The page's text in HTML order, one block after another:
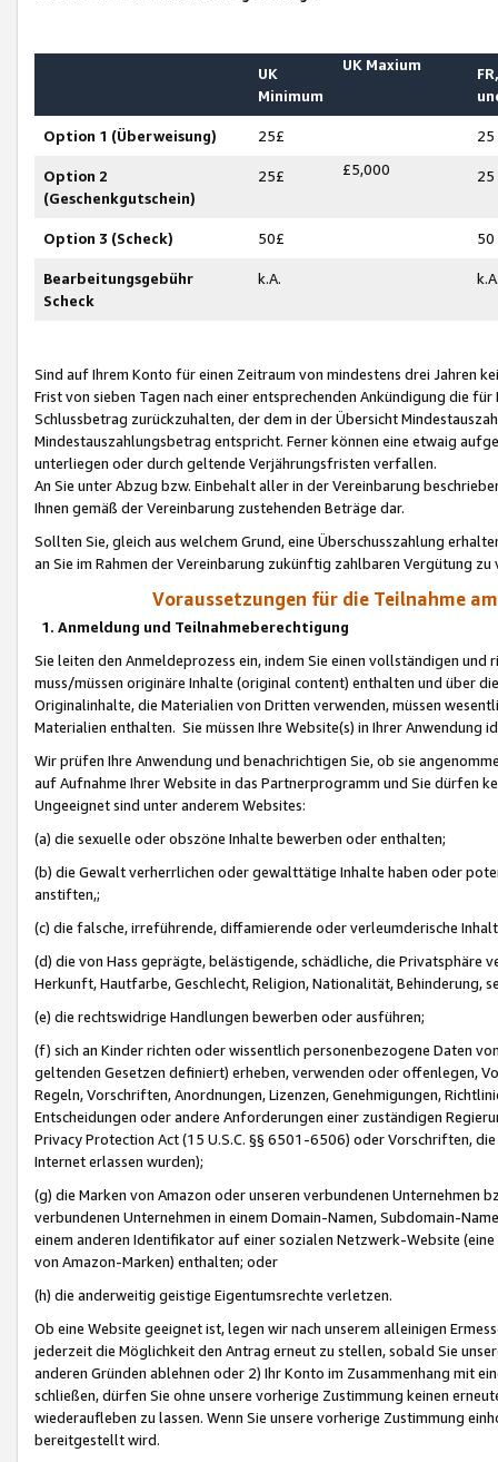
UK
Minimum
UK Maxium
Option 1 (Überweisung) 25£ 25
Option 2
(Geschenkgutschein)
25£ £5,000 25
Option 3 (Scheck) 50£ 50
Bearbeitungsgebühr
Scheck
k.A.
Sind auf Ihrem Konto für einen Zeitraum von mindestens drei Jahren
Frist von sieben Tagen nach einer entsprechenden Ankündigung die
Schlussbetrag zurückzuhalten, der dem in der Übersicht
Mindestauszahlungsbetrag entspricht. Ferner können eine etwaig
unterliegen oder durch geltende Verjährungsfristen verfallen.
An Sie unter Abzug bzw. Einbehalt aller in der Vereinbarung
Ihnen gemäß der Vereinbarung zustehenden Beträge dar.
Sollten Sie, gleich aus welchem Grund, eine Überschusszahlung
an Sie im Rahmen der Vereinbarung zukünftig zahlbaren Vergütung zu
Voraussetzungen für die Teilnahme
1. Anmeldung und Teilnahmeberechtigung
Sie leiten den Anmeldeprozess ein, indem Sie einen vollständigen
muss/müssen originäre Inhalte (original content) enthalten und über
Originalinhalte, die Materialien von Dritten verwenden, müssen
Materialien enthalten. Sie müssen Ihre Website(s) in Ihrer Anwendung
Wir prüfen Ihre Anwendung und benachrichtigen Sie, ob sie
auf Aufnahme Ihrer Website in das Partnerprogramm und Sie dürfen
Ungeeignet sind unter anderem Websites:
(a) die sexuelle oder obszöne Inhalte bewerben oder enthalten;
(b) die Gewalt verherrlichen oder gewalttätige Inhalte haben oder
anstiften,;
(c) die falsche, irreführende, diffamierende oder verleumderische
(d) die von Hass geprägte, belästigende, schädliche, die Privatsphäre
Herkunft, Hautfarbe, Geschlecht, Religion, Nationalität, Behinderung,
(e) die rechtswidrige Handlungen bewerben oder ausführen;
(f) sich an Kinder richten oder wissentlich personenbezogene Daten
geltenden Gesetzen definiert) erheben, verwenden oder offenlegen,
Regeln, Vorschriften, Anordnungen, Lizenzen, Genehmigungen,
Entscheidungen oder andere Anforderungen einer zuständigen
Privacy Protection Act (15 U.S.C. §§ 6501-6506) oder Vorschriften,
Internet erlassen wurden);
(g) die Marken von Amazon oder unseren verbundenen Unternehmen
verbundenen Unternehmen in einem Domain-Namen, Subdomain-
einem anderen Identifikator auf einer sozialen Netzwerk-Website
von Amazon-Marken) enthalten; oder
(h) die anderweitig geistige Eigentumsrechte verletzen.
Ob eine Website geeignet ist, legen wir nach unserem alleinigen
jederzeit die Möglichkeit den Antrag erneut zu stellen, sobald Sie
anderen Gründen ablehnen oder 2) Ihr Konto im Zusammenhang mit
schließen, dürfen Sie ohne unsere vorherige Zustimmung keinen
wiederaufleben zu lassen. Wenn Sie unsere vorherige Zustimmung
bereitgestellt wird.